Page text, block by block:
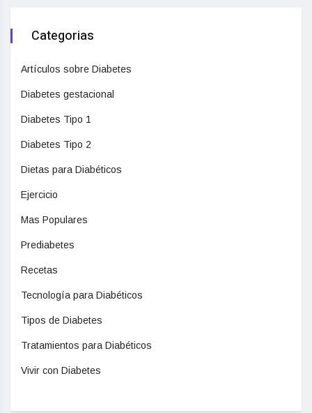
Categorias
Artículos sobre Diabetes
Diabetes gestacional
Diabetes Tipo 1
Diabetes Tipo 2
Dietas para Diabéticos
Ejercicio
Mas Populares
Prediabetes
Recetas
Tecnología para Diabéticos
Tipos de Diabetes
Tratamientos para Diabéticos
Vivir con Diabetes